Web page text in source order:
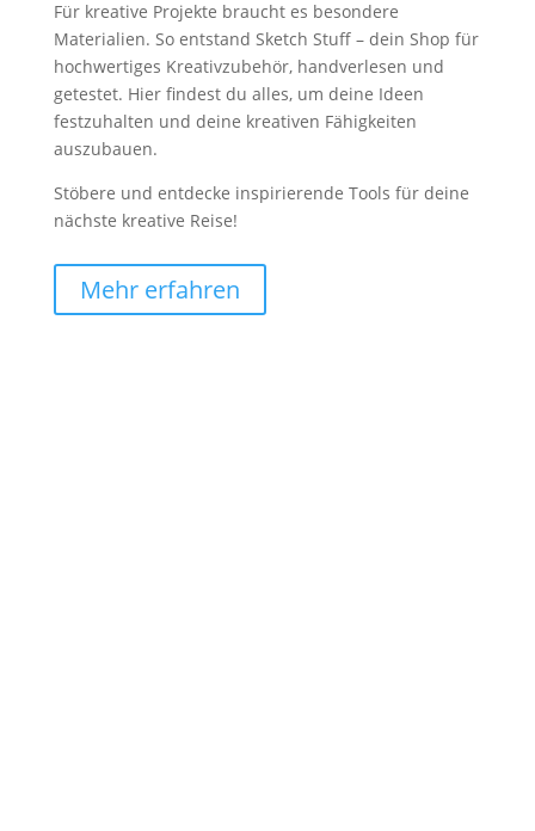
Für kreative Projekte braucht es besondere
Materialien. So entstand Sketch Stuff – dein Shop für
hochwertiges Kreativzubehör, handverlesen und
getestet. Hier findest du alles, um deine Ideen
festzuhalten und deine kreativen Fähigkeiten
auszubauen.
Stöbere und entdecke inspirierende Tools für deine
nächste kreative Reise!
Mehr erfahren